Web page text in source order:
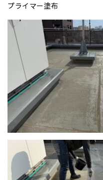
プライマー塗布